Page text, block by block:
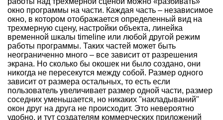
окно программы на части. Каждая часть – независимое
окно, в котором отображается определенный вид на
трехмерную сцену, настройки объекта, линейка
временной шкалы timeline или любой другой режим
работы программы. Таких частей может быть
неограниченно много – все зависит от разрешения
экрана. Но сколько бы окошек ни было создано, они
никогда не пересекутся между собой. Размер одного
зависит от размера остальных, то есть если
пользователь увеличивает размер одной части, размер
соседних уменьшается, но никаких "накладываний"
окон друг на друга не происходит. Это невероятно
удобно, и тут создателям коммерческих приложений